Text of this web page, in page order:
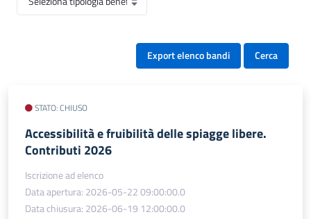
Export elenco bandi Cerca
STATO: CHIUSO
Accessibilità e fruibilità delle spiagge libere.
Contributi 2026
Iscrizione ad elenco
Data apertura: 2026-05-22 09:00:00.0
Data chiusura: 2026-06-19 12:00:00.0